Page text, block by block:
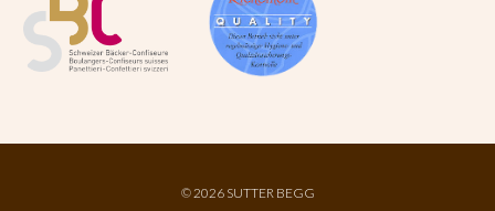
© 2026 SUTTER BEGG